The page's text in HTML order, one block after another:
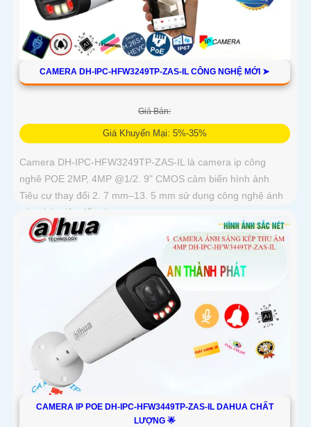
CAMERA DH-IPC-HFW3249TP-ZAS-IL CÔNG NGHỆ MỚI ➤
Giá Bán:
Giá Khuyến Mại: 5%-35%
Camera DH-IPC-HFW3249TP-ZAS-IL là camera ip công
nghê POE 2MP, 4MP @1/2. 9" CMOS cảm biến hình ảnh
Tiêu cự thay đổi 2. 7 mm–13. 5 mm sử dụng công nghệ ánh
sáng kép tiên tiến cho...
CAMERA IP POE DH-IPC-HFW3449TP-ZAS-IL DAHUA CHẤT
LƯỢNG 🌟